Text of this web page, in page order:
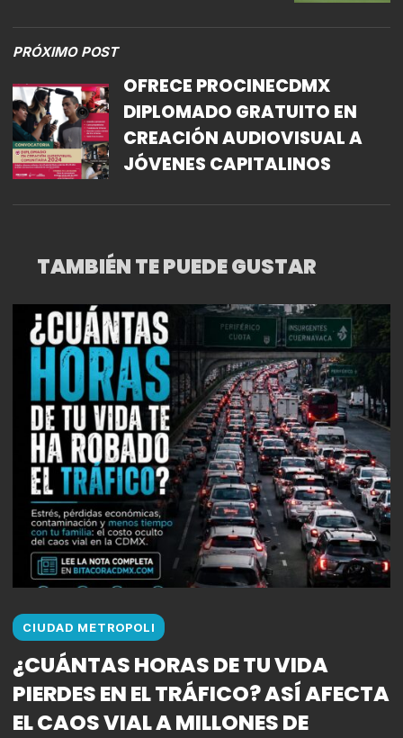
PRÓXIMO POST
OFRECE PROCINECDMX
DIPLOMADO GRATUITO EN
CREACIÓN AUDIOVISUAL A
JÓVENES CAPITALINOS
TAMBIÉN TE PUEDE GUSTAR
CIUDAD METROPOLI
¿CUÁNTAS HORAS DE TU VIDA
PIERDES EN EL TRÁFICO? ASÍ AFECTA
EL CAOS VIAL A MILLONES DE